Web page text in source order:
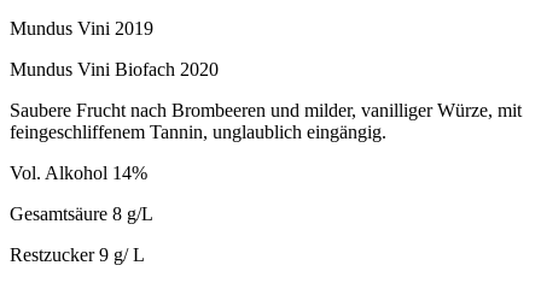
Mundus Vini 2019
Mundus Vini Biofach 2020
Saubere Frucht nach Brombeeren und milder, vanilliger Würze, mit
feingeschliffenem Tannin, unglaublich eingängig.
Vol. Alkohol 14%
Gesamtsäure 8 g/L
Restzucker 9 g/ L